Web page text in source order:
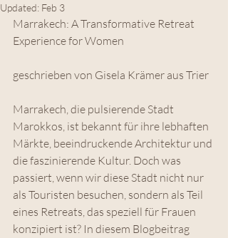
Updated: Feb 3
Marrakech: A Transformative Retreat
Experience for Women
geschrieben von Gisela Krämer aus Trier
Marrakech, die pulsierende Stadt
Marokkos, ist bekannt für ihre lebhaften
Märkte, beeindruckende Architektur und
die faszinierende Kultur. Doch was
passiert, wenn wir diese Stadt nicht nur
als Touristen besuchen, sondern als Teil
eines Retreats, das speziell für Frauen
konzipiert ist? In diesem Blogbeitrag